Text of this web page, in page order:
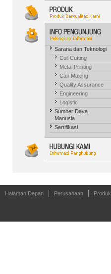
Sarana dan Teknologi
Coil Cutting
Metal Printing
Can Making
Quality Assurance
Engineering
Logistic
Sumber Daya
Manusia
Sertifikasi
Halaman Depan Perusahaan Produk